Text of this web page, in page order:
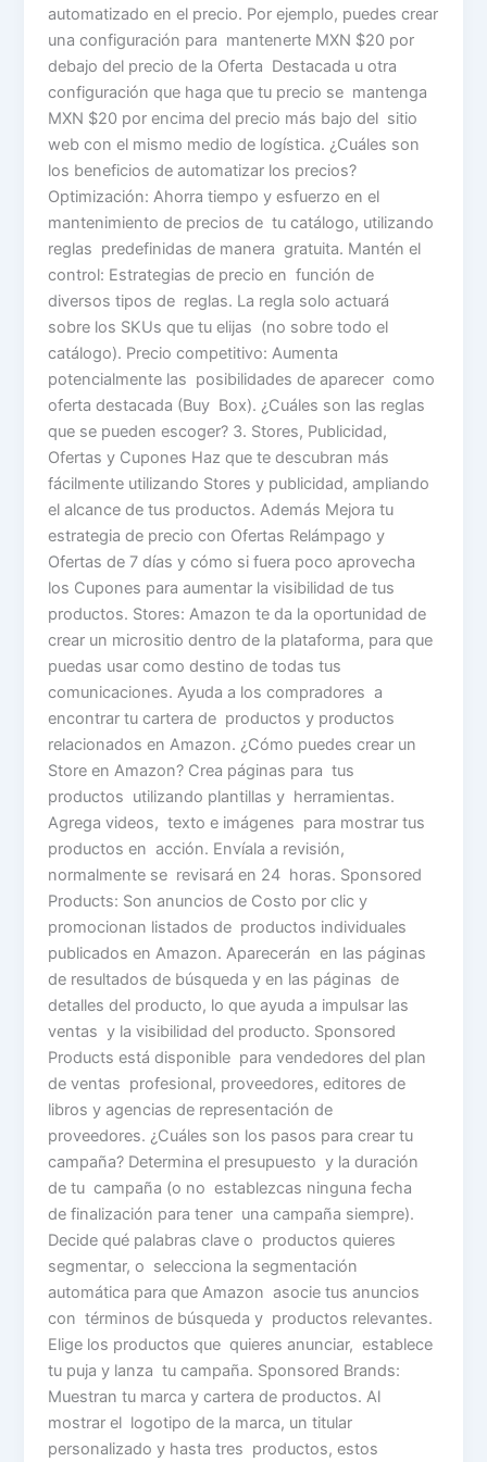
automatizado en el precio. Por ejemplo, puedes crear
una configuración para mantenerte MXN $20 por
debajo del precio de la Oferta Destacada u otra
configuración que haga que tu precio se mantenga
MXN $20 por encima del precio más bajo del sitio
web con el mismo medio de logística. ¿Cuáles son
los beneficios de automatizar los precios?
Optimización: Ahorra tiempo y esfuerzo en el
mantenimiento de precios de tu catálogo, utilizando
reglas predefinidas de manera gratuita. Mantén el
control: Estrategias de precio en función de
diversos tipos de reglas. La regla solo actuará
sobre los SKUs que tu elijas (no sobre todo el
catálogo). Precio competitivo: Aumenta
potencialmente las posibilidades de aparecer como
oferta destacada (Buy Box). ¿Cuáles son las reglas
que se pueden escoger? 3. Stores, Publicidad,
Ofertas y Cupones Haz que te descubran más
fácilmente utilizando Stores y publicidad, ampliando
el alcance de tus productos. Además Mejora tu
estrategia de precio con Ofertas Relámpago y
Ofertas de 7 días y cómo si fuera poco aprovecha
los Cupones para aumentar la visibilidad de tus
productos. Stores: Amazon te da la oportunidad de
crear un micrositio dentro de la plataforma, para que
puedas usar como destino de todas tus
comunicaciones. Ayuda a los compradores a
encontrar tu cartera de productos y productos
relacionados en Amazon. ¿Cómo puedes crear un
Store en Amazon? Crea páginas para tus
productos utilizando plantillas y herramientas.
Agrega videos, texto e imágenes para mostrar tus
productos en acción. Envíala a revisión,
normalmente se revisará en 24 horas. Sponsored
Products: Son anuncios de Costo por clic y
promocionan listados de productos individuales
publicados en Amazon. Aparecerán en las páginas
de resultados de búsqueda y en las páginas de
detalles del producto, lo que ayuda a impulsar las
ventas y la visibilidad del producto. Sponsored
Products está disponible para vendedores del plan
de ventas profesional, proveedores, editores de
libros y agencias de representación de
proveedores. ¿Cuáles son los pasos para crear tu
campaña? Determina el presupuesto y la duración
de tu campaña (o no establezcas ninguna fecha
de finalización para tener una campaña siempre).
Decide qué palabras clave o productos quieres
segmentar, o selecciona la segmentación
automática para que Amazon asocie tus anuncios
con términos de búsqueda y productos relevantes.
Elige los productos que quieres anunciar, establece
tu puja y lanza tu campaña. Sponsored Brands:
Muestran tu marca y cartera de productos. Al
mostrar el logotipo de la marca, un titular
personalizado y hasta tres productos, estos